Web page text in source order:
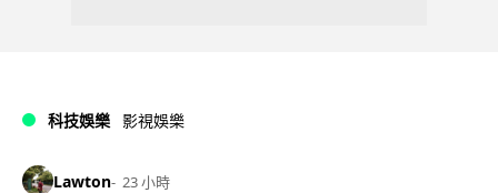
科技娛樂 影視娛樂
Lawton 23 小時